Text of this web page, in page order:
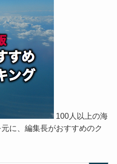
100人以上の海
に、編集長がおすすめのク